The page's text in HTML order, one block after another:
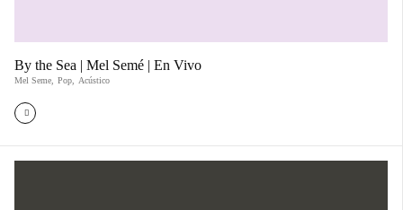
By the Sea | Mel Semé | En Vivo
Mel Seme Pop Acústico